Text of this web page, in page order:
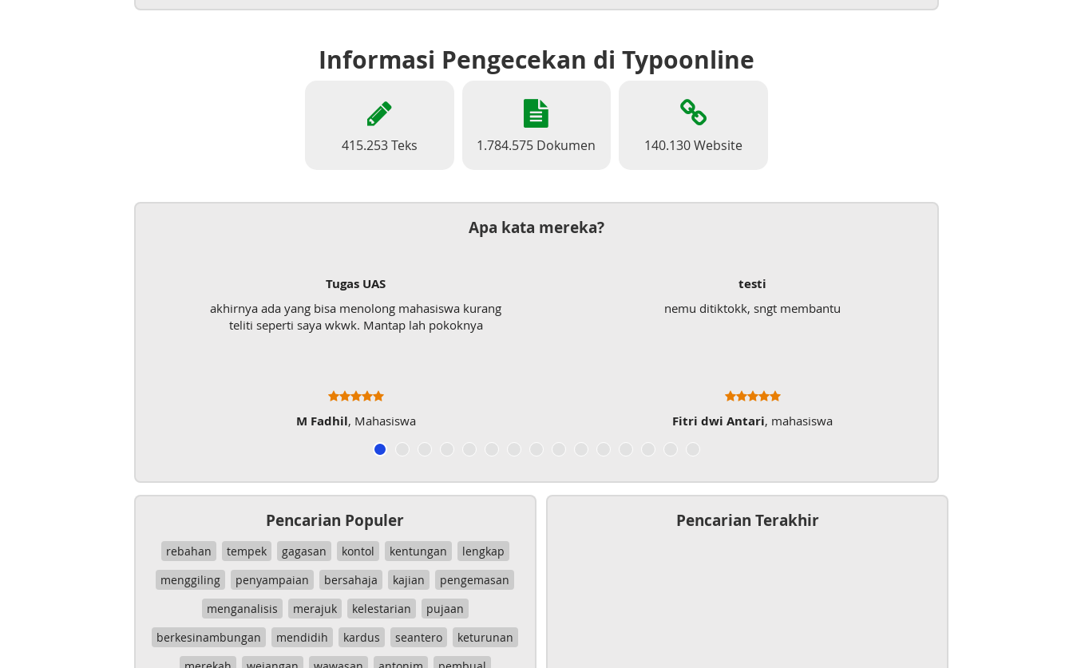
Informasi Pengecekan di Typoonline
415.253 Teks 1.784.575 Dokumen 140.130 Website
Apa kata mereka?
Tugas UAS
akhirnya ada yang bisa menolong mahasiswa kurang
teliti seperti saya wkwk. Mantap lah pokoknya
M Fadhil, Mahasiswa
testi
nemu ditiktokk, sngt membantu
Fitri dwi Antari, mahasiswa
Pencarian Populer
rebahan tempek gagasan kontol kentungan
lengkap
menggiling
penyampaian bersahaja kajian
pengemasan
menganalisis
merajuk kelestarian
pujaan
berkesinambungan
mendidih kardus seantero
keturunan
Pencarian Terakhir